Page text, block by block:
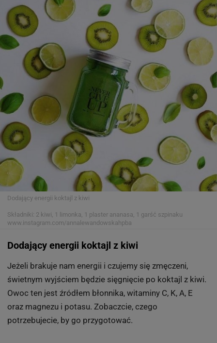
Dodający energii koktajl z kiwi
Składniki: 2 kiwi, 1 limonka, 1 plaster ananasa, 1 garść szpinaku
www.instagram.com/annalewandowskahpba
Dodający energii koktajl z kiwi
Jeżeli brakuje nam energii i czujemy się zmęczeni,
świetnym wyjściem będzie sięgnięcie po koktajl z kiwi.
Owoc ten jest źródłem błonnika, witaminy C, K, A, E
oraz magnezu i potasu. Zobaczcie, czego
potrzebujecie, by go przygotować.